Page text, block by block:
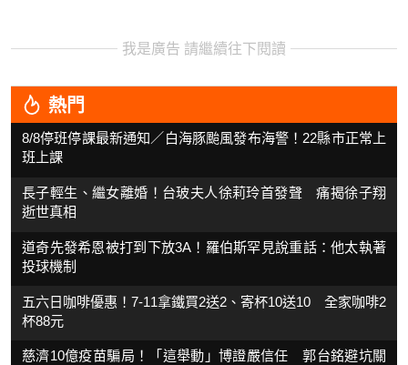
我是廣告 請繼續往下閱讀
熱門
8/8停班停課最新通知／白海豚颱風發布海警！22縣市正常上
班上課
長子輕生、繼女離婚！台玻夫人徐莉玲首發聲 痛揭徐子翔
逝世真相
道奇先發希恩被打到下放3A！羅伯斯罕見說重話：他太執著
投球機制
五六日咖啡優惠！7-11拿鐵買2送2、寄杯10送10 全家咖啡2
杯88元
慈濟10億疫苗騙局！「這舉動」博證嚴信任 郭台銘避坑關